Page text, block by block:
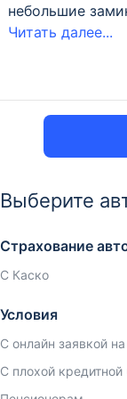
небольшие
Читать далее...
Выберите
Страхование
С Каско
Условия
С онлайн заявкой
С плохой кредитной